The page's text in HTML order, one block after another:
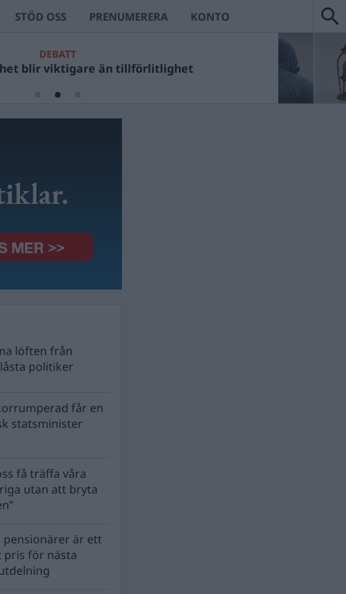
STÖD OSS PRENUMERERA KONTO
DEBATT
blir viktigare än tillförlitlighet
löften från
politiker
får en
statsminister
få träffa våra
utan att bryta
pensionärer är ett
pris för nästa